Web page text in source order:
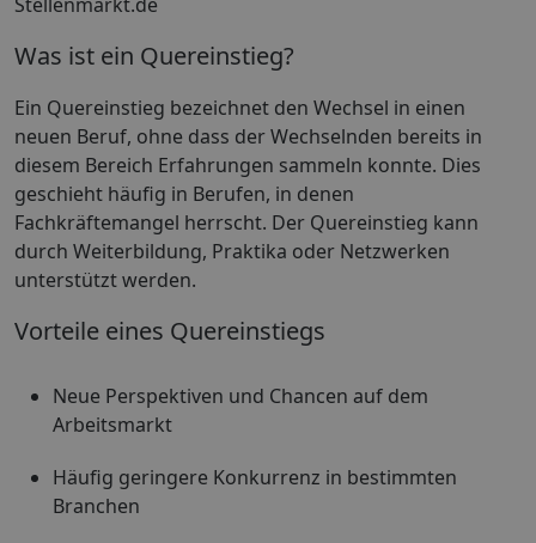
Was ist ein Quereinstieg?
Ein Quereinstieg bezeichnet den Wechsel in einen
neuen Beruf, ohne dass der Wechselnden bereits in
diesem Bereich Erfahrungen sammeln konnte. Dies
geschieht häufig in Berufen, in denen
Fachkräftemangel herrscht. Der Quereinstieg kann
durch Weiterbildung, Praktika oder Netzwerken
unterstützt werden.
Vorteile eines Quereinstiegs
Neue Perspektiven und Chancen auf dem
Arbeitsmarkt
Häufig geringere Konkurrenz in bestimmten
Branchen